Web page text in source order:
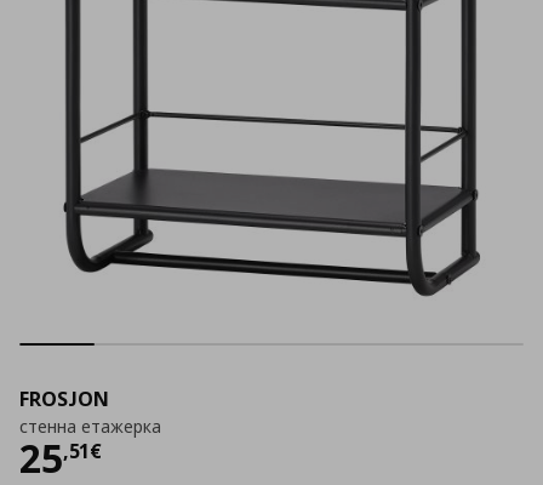
FROSJON
стенна етажерка
25,51€
Цена